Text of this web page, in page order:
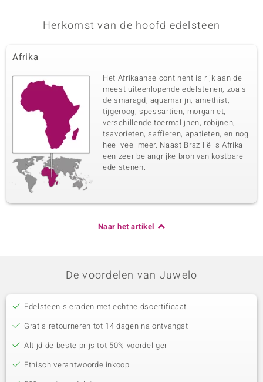
Herkomst van de hoofd edelsteen
Afrika
Het Afrikaanse continent is rijk aan de
meest uiteenlopende edelstenen, zoals
de smaragd, aquamarijn, amethist,
tijgeroog, spessartien, morganiet,
verschillende toermalijnen, robijnen,
tsavorieten, saffieren, apatieten, en nog
heel veel meer. Naast Brazilië is Afrika
een zeer belangrijke bron van kostbare
edelstenen.
Naar het artikel
De voordelen van Juwelo
Edelsteen sieraden met echtheidscertificaat
Gratis retourneren tot 14 dagen na ontvangst
Altijd de beste prijs tot 50% voordeliger
Ethisch verantwoorde inkoop